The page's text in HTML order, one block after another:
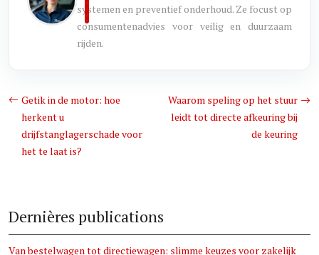
systemen en preventief onderhoud. Ze focust op
consumentenadvies voor veilig en duurzaam
rijden.
Getik in de motor: hoe
herkent u
drijfstanglagerschade voor
het te laat is?
Waarom speling op het stuur
leidt tot directe afkeuring bij
de keuring
Dernières publications
Van bestelwagen tot directiewagen: slimme keuzes voor zakelijk